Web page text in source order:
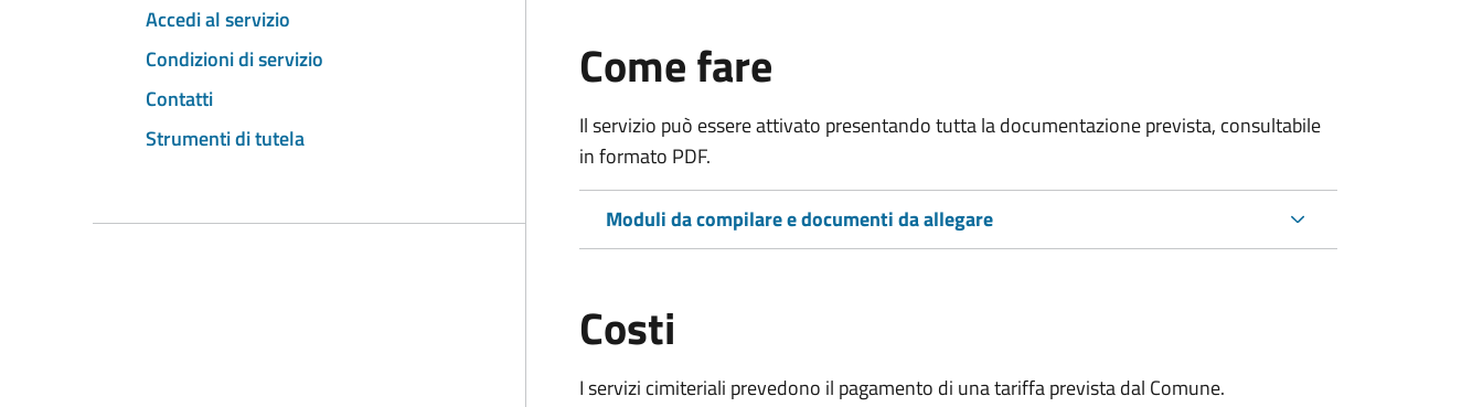
Accedi al servizio
Condizioni di servizio
Contatti
Strumenti di tutela
Come fare
Il servizio può essere attivato presentando tutta la documentazione prevista, consultabile
in formato PDF.
Moduli da compilare e documenti da allegare
Costi
I servizi cimiteriali prevedono il pagamento di una tariffa prevista dal Comune.